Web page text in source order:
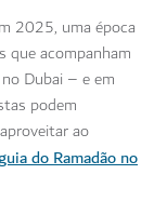
2025, uma época
que acompanham
Dubai – e em
podem
ao
do Ramadão no